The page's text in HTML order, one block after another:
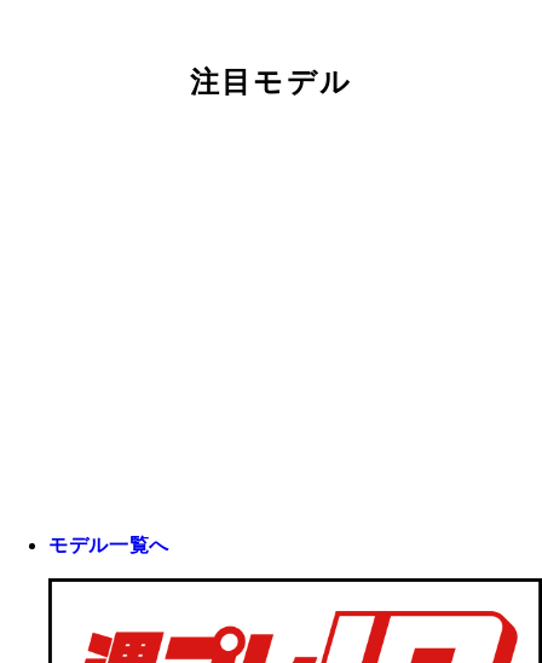
注目モデル
モデル一覧へ